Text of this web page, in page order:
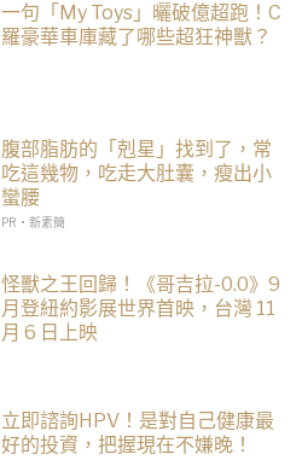
一句「My Toys」曬破億超跑！C
羅豪華車庫藏了哪些超狂神獸？
腹部脂肪的「剋星」找到了，常
吃這幾物，吃走大肚囊，瘦出小
蠻腰
PR・新素簡
怪獸之王回歸！《哥吉拉-0.0》9
月登紐約影展世界首映，台灣 11
月 6 日上映
立即諮詢HPV！是對自己健康最
好的投資，把握現在不嫌晚！